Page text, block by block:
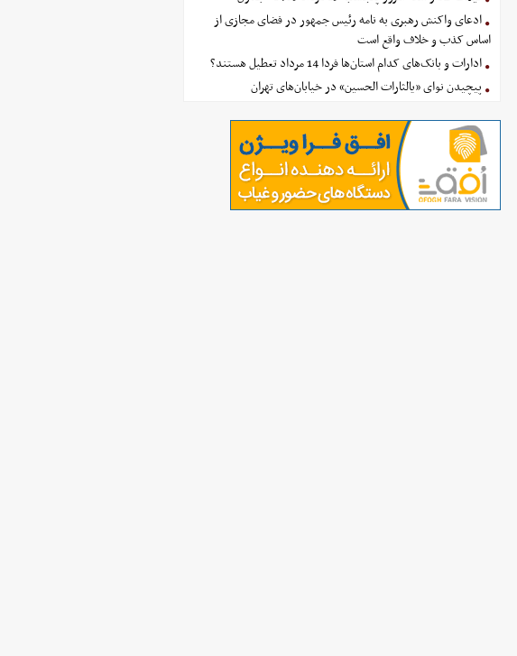
ادعای واکنش رهبری به نامه رئیس جمهور در فضای مجازی از
اساس کذب و خلاف واقع است
ادارات و بانک‌های کدام استان‌ها فردا 14 مرداد تعطیل هستند؟
پیچیدن نوای «یالثارات الحسین» در خیابان‌های تهران